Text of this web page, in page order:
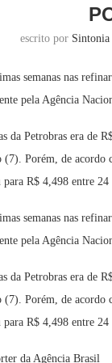
escrito por Sintonia
semanas nas
pela Agência
da Petrobras era de
Porém, de acordo
R$ 4,498 entre
semanas nas
pela Agência
da Petrobras era de
Porém, de acordo
R$ 4,498 entre
da Agência Brasil